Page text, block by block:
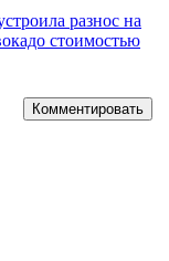
разнос на
стоимостью
Комментировать